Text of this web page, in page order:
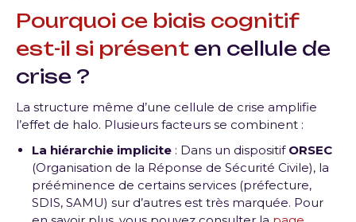
Pourquoi ce biais cognitif
est-il si présent en cellule de
crise ?
La structure même d’une cellule de crise amplifie
l’effet de halo. Plusieurs facteurs se combinent :
La hiérarchie implicite : Dans un dispositif ORSEC
(Organisation de la Réponse de Sécurité Civile), la
prééminence de certains services (préfecture,
SDIS, SAMU) sur d’autres est très marquée. Pour